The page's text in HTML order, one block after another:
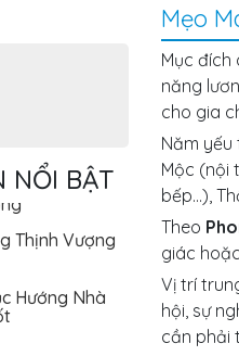
Mẹo
Mục đích
năng
cho gia
Năm
Mộc (nội
bếp…),
Theo
giác
Vị trí
hội, sự
cần phải
NỔI BẬT
nhà ở là gì?
hóa giải!
bạn ngày càng
Thịnh Vượng